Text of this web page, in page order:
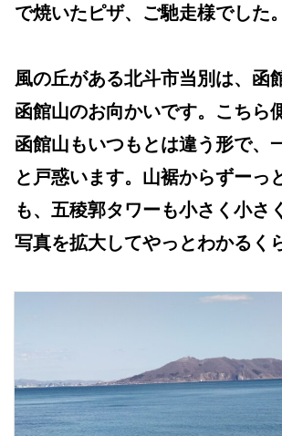
で焼いたピザ、ご馳走様でした。
風の丘がある北斗市当別は、函
函館山のお向かいです。こちら
函館山もいつもとは違う形で、
と戸惑います。山裾からずーっ
も、五稜郭タワーも小さく小さ
写真を拡大してやっとわかるく